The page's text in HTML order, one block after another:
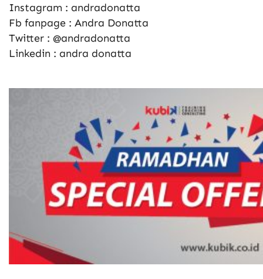
Instagram : andradonatta
Fb fanpage : Andra Donatta
Twitter : @andradonatta
Linkedin : andra donatta